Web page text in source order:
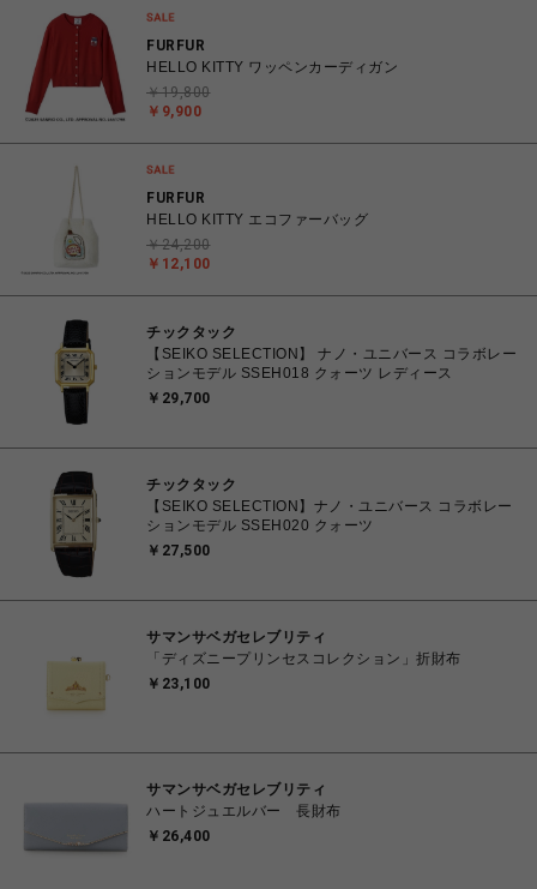
FURFUR
HELLO KITTY ワッペンカーディガン
￥9,900
￥19,800
FURFUR
HELLO KITTY エコファーバッグ
￥12,100
￥24,200
チックタック
【SEIKO SELECTION】 ナノ・ユニバース コラボレー
ションモデル SSEH018 クォーツ レディース
￥29,700
チックタック
【SEIKO SELECTION】ナノ・ユニバース コラボレー
ションモデル SSEH020 クォーツ
￥27,500
サマンサベガセレブリティ
「ディズニープリンセスコレクション」折財布
￥23,100
サマンサベガセレブリティ
ハートジュエルバー 長財布
￥26,400